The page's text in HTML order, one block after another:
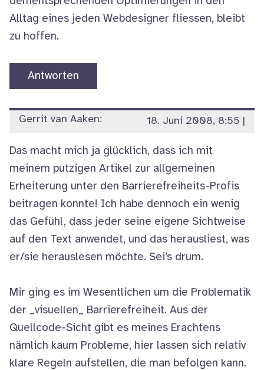
Alltag eines jeden Webdesigner fliessen, bleibt
zu hoffen.
Antworten
Gerrit van Aaken: 18. Juni 2008, 8:55
Das macht mich ja glücklich, dass ich mit
meinem putzigen Artikel zur allgemeinen
Erheiterung unter den Barrierefreiheits-Profis
beitragen konnte! Ich habe dennoch ein wenig
das Gefühl, dass jeder seine eigene Sichtweise
auf den Text anwendet, und das herausliest, was
er/sie herauslesen möchte. Sei’s drum.
Mir ging es im Wesentlichen um die Problematik
der _visuellen_ Barrierefreiheit. Aus der
Quellcode-Sicht gibt es meines Erachtens
nämlich kaum Probleme, hier lassen sich relativ
klare Regeln aufstellen, die man befolgen kann.